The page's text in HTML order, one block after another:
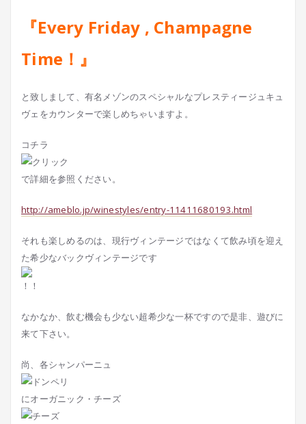
『Every Friday , Champagne
Time！』
と致しまして、有名メゾンのスペシャルなプレスティージュキュ
ヴェをカウンターで楽しめちゃいますよ。
コチラ
で詳細を参照ください。
http://ameblo.jp/winestyles/entry-11411680193.html
それも楽しめるのは、現行ヴィンテージではなくて飲み頃を迎え
た希少なバックヴィンテージです
なかなか、飲む機会も少ない超希少な一杯ですので是非、遊びに
来て下さい。
尚、各シャンパーニュ
にオーガニック・チーズ